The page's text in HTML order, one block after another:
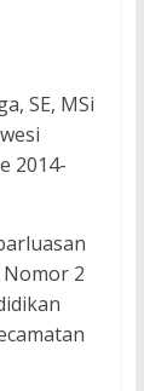
SE, MSi
2014-
2